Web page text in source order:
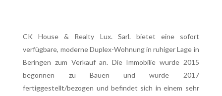
CK House & Realty Lux. Sarl. bietet eine sofort
verfügbare, moderne Duplex-Wohnung in ruhiger Lage in
Beringen zum Verkauf an. Die Immobilie wurde 2015
begonnen zu Bauen und wurde 2017
fertiggestellt/bezogen und befindet sich in einem sehr